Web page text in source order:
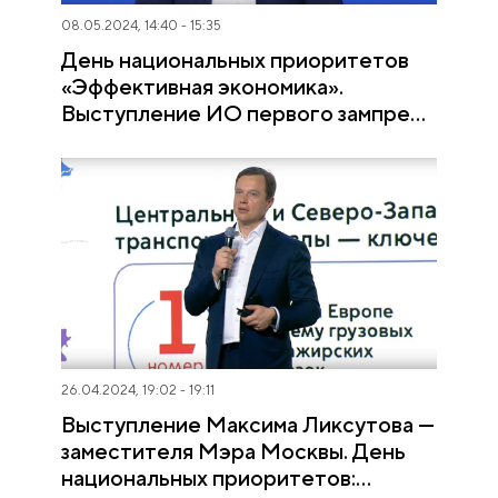
08.05.2024, 14:40 - 15:35
День национальных приоритетов
«Эффективная экономика».
Выступление ИО первого зампреда
Белоусова
26.04.2024, 19:02 - 19:11
Выступление Максима Ликсутова —
заместителя Мэра Москвы. День
национальных приоритетов: